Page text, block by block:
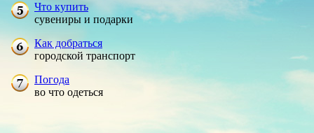
Что купить
сувениры и подарки
Как добраться
городской транспорт
Погода
во что одеться